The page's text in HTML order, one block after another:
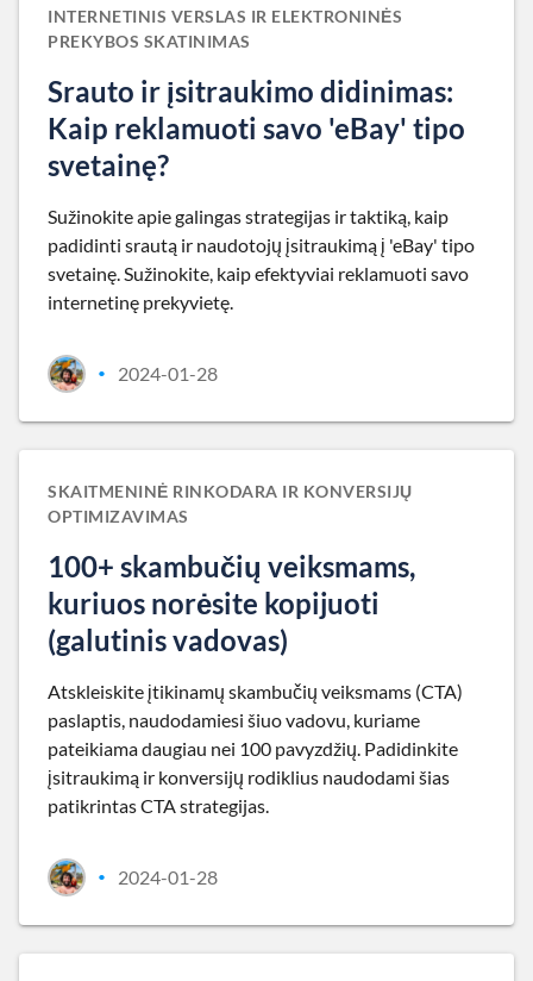
INTERNETINIS VERSLAS IR ELEKTRONINĖS
PREKYBOS SKATINIMAS
Srauto ir įsitraukimo didinimas:
Kaip reklamuoti savo 'eBay' tipo
svetainę?
Sužinokite apie galingas strategijas ir taktiką, kaip
padidinti srautą ir naudotojų įsitraukimą į 'eBay' tipo
svetainę. Sužinokite, kaip efektyviai reklamuoti savo
internetinę prekyvietę.
• 2024-01-28
SKAITMENINĖ RINKODARA IR KONVERSIJŲ
OPTIMIZAVIMAS
100+ skambučių veiksmams,
kuriuos norėsite kopijuoti
(galutinis vadovas)
Atskleiskite įtikinamų skambučių veiksmams (CTA)
paslaptis, naudodamiesi šiuo vadovu, kuriame
pateikiama daugiau nei 100 pavyzdžių. Padidinkite
įsitraukimą ir konversijų rodiklius naudodami šias
patikrintas CTA strategijas.
• 2024-01-28